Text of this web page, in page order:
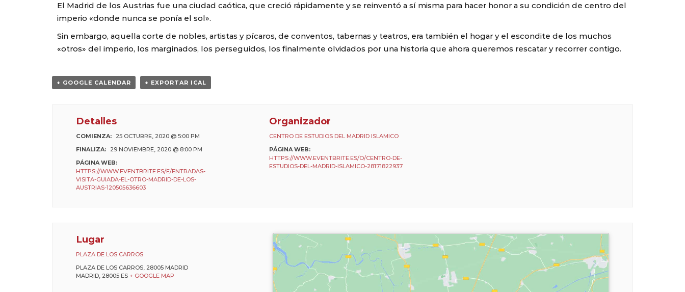
El Madrid de los Austrias fue una ciudad caótica, que creció rápidamente y se reinventó a sí misma para hacer honor a su condición de centro del
imperio «donde nunca se ponía el sol».
Sin embargo, aquella corte de nobles, artistas y pícaros, de conventos, tabernas y teatros, era también el hogar y el escondite de los muchos
«otros» del imperio, los marginados, los perseguidos, los finalmente olvidados por una historia que ahora queremos rescatar y recorrer contigo.
+ GOOGLE CALENDAR + EXPORTAR ICAL
Detalles
COMIENZA:
25 OCTUBRE, 2020 @ 5:00 PM
FINALIZA:
29 NOVIEMBRE, 2020 @ 8:00 PM
PÁGINA WEB:
HTTPS://WWW.EVENTBRITE.ES/E/ENTRADAS-
VISITA-GUIADA-EL-OTRO-MADRID-DE-LOS-
AUSTRIAS-120505636603
Organizador
CENTRO DE ESTUDIOS DEL MADRID ISLAMICO
PÁGINA WEB:
HTTPS://WWW.EVENTBRITE.ES/O/CENTRO-DE-
ESTUDIOS-DEL-MADRID-ISLAMICO-28171822937
Lugar
PLAZA DE LOS CARROS
PLAZA DE LOS CARROS, 28005 MADRID
MADRID, 28005 ES + GOOGLE MAP